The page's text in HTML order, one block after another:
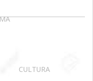
CULTURA